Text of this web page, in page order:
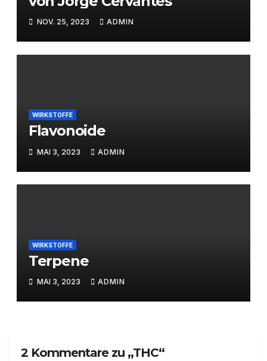
NOV. 25, 2023 ADMIN
WIRKSTOFFE
Flavonoide
MAI 3, 2023 ADMIN
WIRKSTOFFE
Terpene
MAI 3, 2023 ADMIN
2 Kommentare zu „THC“